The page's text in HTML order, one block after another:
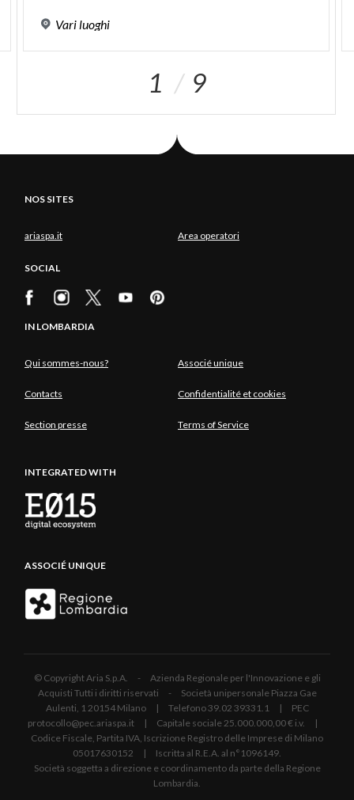
Variluoghi
1 9
NOS SITES
ariaspa.it Area operatori
SOCIAL
IN LOMBARDIA
Qui sommes-nous? Associé unique
Contacts Confidentialité et cookies
Section presse Terms of Service
INTEGRATED WITH
ASSOCIÉ UNIQUE
© Copyright Aria S.p.A. - Azienda Regionale per l'Innovazione e gli
Acquisti Tutti i diritti riservati - Società unipersonale Piazza Gae
Aulenti, 1 20154 Milano | Telefono 39.02 39331.1 | PEC
protocollo@pec.ariaspa.it | Capitale sociale 25.000.000,00 € i.v. |
Codice Fiscale, Partita IVA, Iscrizione Registro delle Imprese di Milano
05017630152 | Iscritta al R.E.A. al n°1096149.
Società soggetta a direzione e coordinamento da parte della Regione
Lombardia.